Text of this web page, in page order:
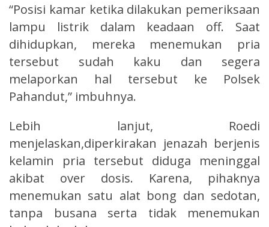
“Posisi kamar ketika dilakukan pemeriksaan
lampu listrik dalam keadaan off. Saat
dihidupkan, mereka menemukan pria
tersebut sudah kaku dan segera
melaporkan hal tersebut ke Polsek
Pahandut,” imbuhnya.
Lebih lanjut, Roedi
menjelaskan,diperkirakan jenazah berjenis
kelamin pria tersebut diduga meninggal
akibat over dosis. Karena, pihaknya
menemukan satu alat bong dan sedotan,
tanpa busana serta tidak menemukan